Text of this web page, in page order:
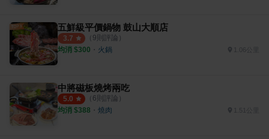
五鮮級平價鍋物 鼓山大順店
3.7 （ 9則評論）
均消 $300 ・ 火鍋
中將磁板燒烤兩吃
5.0 （ 6則評論）
均消 $388 ・ 燒肉 1.51公里